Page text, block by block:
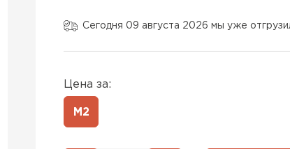
Сегодня 09 августа 2026 мы уже
Цена за:
М2